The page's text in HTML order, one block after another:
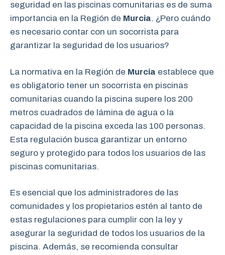
seguridad en las piscinas comunitarias es de suma
importancia en la Región de Murcia. ¿Pero cuándo
es necesario contar con un socorrista para
garantizar la seguridad de los usuarios?
La normativa en la Región de Murcia establece que
es obligatorio tener un socorrista en piscinas
comunitarias cuando la piscina supere los 200
metros cuadrados de lámina de agua o la
capacidad de la piscina exceda las 100 personas.
Esta regulación busca garantizar un entorno
seguro y protegido para todos los usuarios de las
piscinas comunitarias.
Es esencial que los administradores de las
comunidades y los propietarios estén al tanto de
estas regulaciones para cumplir con la ley y
asegurar la seguridad de todos los usuarios de la
piscina. Además, se recomienda consultar